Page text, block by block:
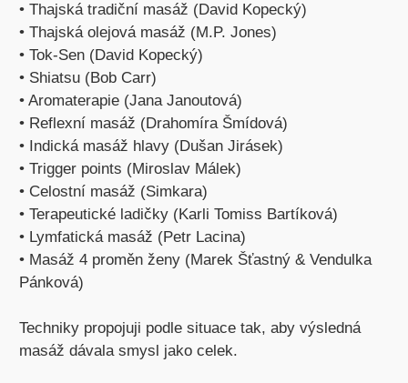
• Thajská tradiční masáž (David Kopecký)
• Thajská olejová masáž (M.P. Jones)
• Tok-Sen (David Kopecký)
• Shiatsu (Bob Carr)
• Aromaterapie (Jana Janoutová)
• Reflexní masáž (Drahomíra Šmídová)
• Indická masáž hlavy (Dušan Jirásek)
• Trigger points (Miroslav Málek)
• Celostní masáž (Simkara)
• Terapeutické ladičky (Karli Tomiss Bartíková)
• Lymfatická masáž (Petr Lacina)
• Masáž 4 proměn ženy (Marek Šťastný & Vendulka
Pánková)
Techniky propojuji podle situace tak, aby výsledná
masáž dávala smysl jako celek.